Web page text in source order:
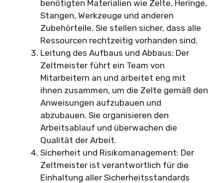
benötigten Materialien wie Zelte, Heringe,
Stangen, Werkzeuge und anderen
Zubehörteile. Sie stellen sicher, dass alle
Ressourcen rechtzeitig vorhanden sind.
Leitung des Aufbaus und Abbaus: Der
Zeltmeister führt ein Team von
Mitarbeitern an und arbeitet eng mit
ihnen zusammen, um die Zelte gemäß den
Anweisungen aufzubauen und
abzubauen. Sie organisieren den
Arbeitsablauf und überwachen die
Qualität der Arbeit.
Sicherheit und Risikomanagement: Der
Zeltmeister ist verantwortlich für die
Einhaltung aller Sicherheitsstandards